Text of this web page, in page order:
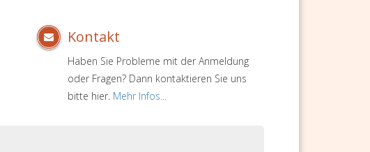
Kontakt
Haben Sie Probleme mit der Anmeldung
oder Fragen? Dann kontaktieren Sie uns
bitte hier. Mehr Infos...